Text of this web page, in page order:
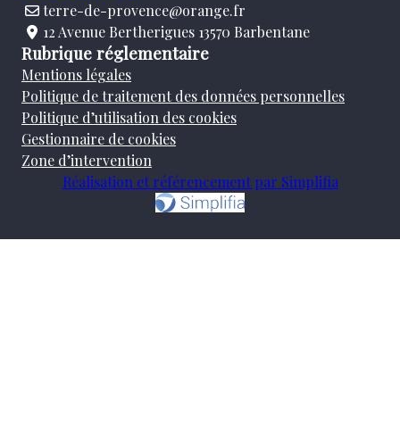
terre-de-provence@orange.fr
12 Avenue Bertherigues 13570 Barbentane
Rubrique réglementaire
Mentions légales
Politique de traitement des données personnelles
Politique d’utilisation des cookies
Gestionnaire de cookies
Zone d’intervention
Réalisation et référencement par Simplifia